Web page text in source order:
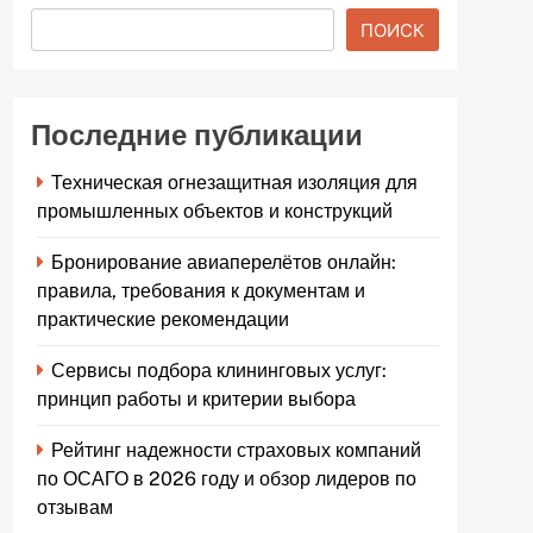
ПОИСК
Последние публикации
Техническая огнезащитная изоляция для
промышленных объектов и конструкций
Бронирование авиаперелётов онлайн:
правила, требования к документам и
практические рекомендации
Сервисы подбора клининговых услуг:
принцип работы и критерии выбора
Рейтинг надежности страховых компаний
по ОСАГО в 2026 году и обзор лидеров по
отзывам